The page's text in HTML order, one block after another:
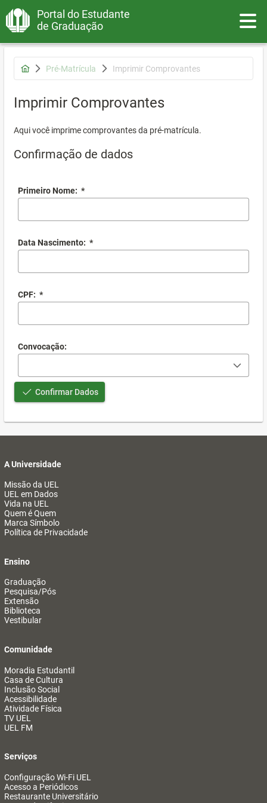
Portal do Estudante
de Graduação
Pré-Matrícula Imprimir Comprovantes
Imprimir Comprovantes
Aqui você imprime comprovantes da pré-matrícula.
Confirmação de dados
Primeiro Nome: *
Data Nascimento: *
CPF: *
Convocação:
Confirmar Dados
A Universidade
Missão da UEL
UEL em Dados
Vida na UEL
Quem é Quem
Marca Símbolo
Política de Privacidade
Ensino
Graduação
Pesquisa/Pós
Extensão
Biblioteca
Vestibular
Comunidade
Moradia Estudantil
Casa de Cultura
Inclusão Social
Acessibilidade
Atividade Física
TV UEL
UEL FM
Serviços
Configuração Wi-Fi UEL
Acesso a Periódicos
Restaurante Universitário